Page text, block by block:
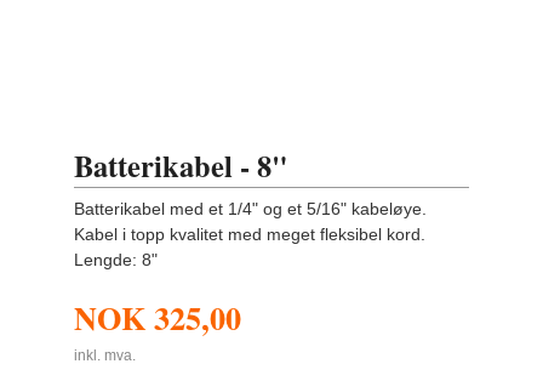
Batterikabel - 8"
Batterikabel med et 1/4" og et 5/16" kabeløye.
Kabel i topp kvalitet med meget fleksibel kord.
Lengde: 8"
NOK325,00
inkl. mva.